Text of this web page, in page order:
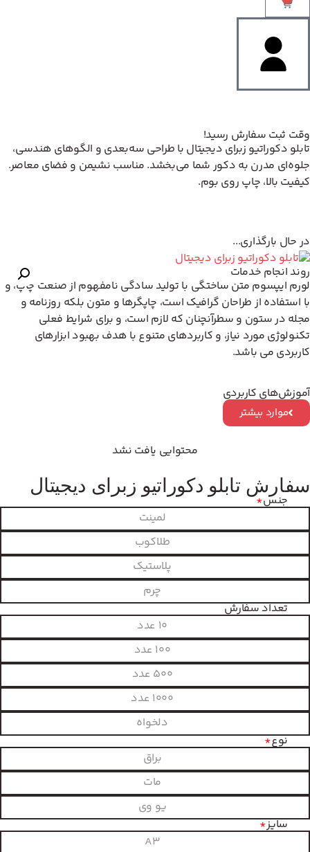
وقت ثبت سفارش رسید!
تابلو دکوراتیو زبرای دیجیتال با طراحی سه‌بعدی و الگوهای هندسی،
جلوه‌ای مدرن به دکور شما می‌بخشد. مناسب نشیمن و فضای معاصر.
کیفیت بالا، چاپ روی بوم.
در حال بارگذاری...
روند انجام خدمات
لورم ایپسوم متن ساختگی با تولید سادگی نامفهوم از صنعت چاپ، و
با استفاده از طراحان گرافیک است، چاپگرها و متون بلکه روزنامه و
مجله در ستون و سطرآنچنان که لازم است، و برای شرایط فعلی
تکنولوژی مورد نیاز، و کاربردهای متنوع با هدف بهبود ابزارهای
کاربردی می باشد.
آموزش‌های کاربردی
موارد بیشتر
محتوایی یافت نشد
سفارش تابلو دکوراتیو زبرای دیجیتال
*جنس
لمینت
طلاکوب
پلاستیک
چرم
تعداد سفارش
10 عدد
100 عدد
500 عدد
1000 عدد
دلخواه
*نوع
براق
مات
یو وی
*سایز
A3